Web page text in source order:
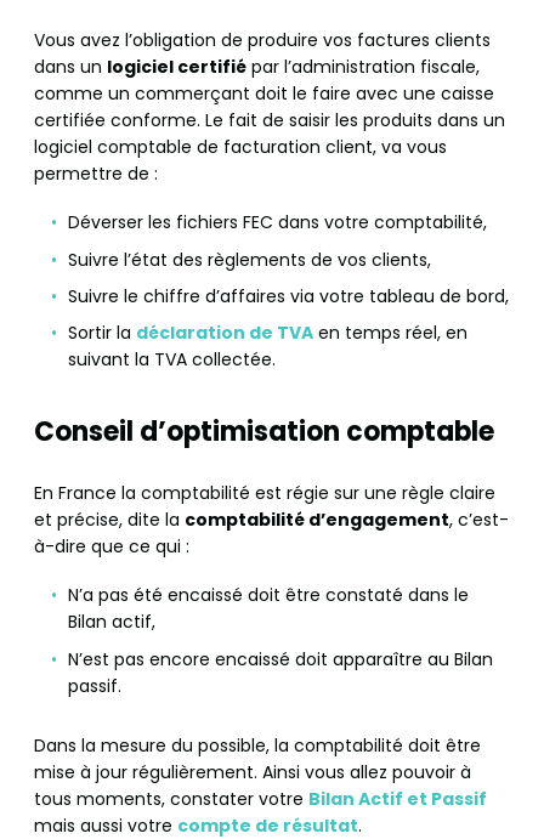
Vous avez l’obligation de produire vos factures clients
dans un logiciel certifié par l’administration fiscale,
comme un commerçant doit le faire avec une caisse
certifiée conforme. Le fait de saisir les produits dans un
logiciel comptable de facturation client, va vous
permettre de :
Déverser les fichiers FEC dans votre comptabilité,
Suivre l’état des règlements de vos clients,
Suivre le chiffre d’affaires via votre tableau de bord,
Sortir la déclaration de TVA en temps réel, en
suivant la TVA collectée.
Conseil d’optimisation comptable
En France la comptabilité est régie sur une règle claire
et précise, dite la comptabilité d’engagement, c’est-
à-dire que ce qui :
N’a pas été encaissé doit être constaté dans le
Bilan actif,
N’est pas encore encaissé doit apparaître au Bilan
passif.
Dans la mesure du possible, la comptabilité doit être
mise à jour régulièrement. Ainsi vous allez pouvoir à
tous moments, constater votre Bilan Actif et Passif
mais aussi votre compte de résultat.